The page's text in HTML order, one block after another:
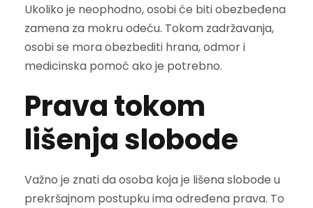
Ukoliko je neophodno, osobi će biti obezbeđena
zamena za mokru odeću. Tokom zadržavanja,
osobi se mora obezbediti hrana, odmor i
medicinska pomoć ako je potrebno.
Prava tokom
lišenja slobode
Važno je znati da osoba koja je lišena slobode u
prekršajnom postupku ima određena prava. To